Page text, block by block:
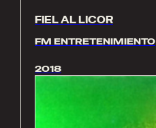
FIEL AL LICOR
FM ENTRETENIMIENTO
2018